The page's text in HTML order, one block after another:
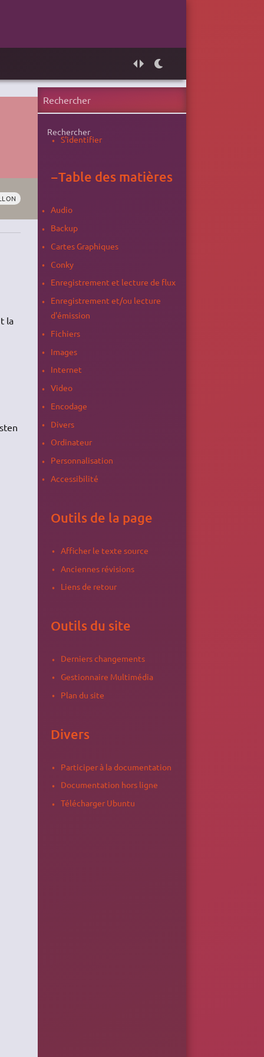
la
Rechercher
S'identifier
−Table des matières
Audio
Backup
Cartes Graphiques
Conky
Enregistrement et lecture de flux
Enregistrement et/ou lecture
d'émission
Fichiers
Images
Internet
Video
Encodage
Divers
Ordinateur
Personnalisation
Accessibilité
Outils de la page
Afficher le texte source
Anciennes révisions
Liens de retour
Outils du site
Derniers changements
Gestionnaire Multimédia
Plan du site
Divers
Participer à la documentation
Documentation hors ligne
Télécharger Ubuntu